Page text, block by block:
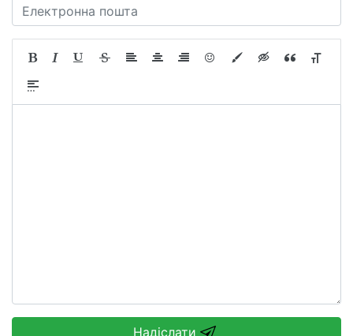
Надіслати